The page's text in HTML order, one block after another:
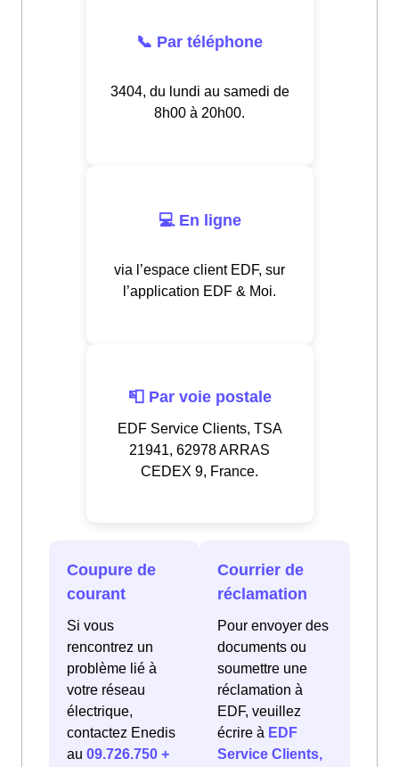
📞 Par téléphone
3404, du lundi au samedi de
8h00 à 20h00.
💻 En ligne
via l’espace client EDF, sur
l’application EDF & Moi.
📮 Par voie postale
EDF Service Clients, TSA
21941, 62978 ARRAS
CEDEX 9, France.
Coupure de
courant
Si vous
rencontrez un
problème lié à
votre réseau
électrique,
contactez Enedis
au 09.726.750 +
Courrier de
réclamation
Pour envoyer des
documents ou
soumettre une
réclamation à
EDF, veuillez
écrire à EDF
Service Clients,